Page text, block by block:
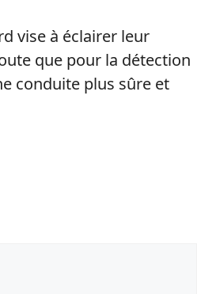
vise à éclairer leur
que pour la détection
conduite plus sûre et